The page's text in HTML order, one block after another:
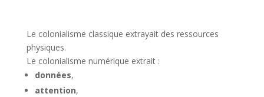
Le colonialisme classique extrayait des ressources
physiques.
Le colonialisme numérique extrait :
données,
attention,